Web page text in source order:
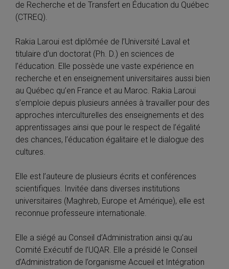
de Recherche et de Transfert en Éducation du Québec
(CTREQ).
Rakia Laroui est diplômée de l’Université Laval et
titulaire d’un doctorat (Ph. D.) en sciences de
l’éducation. Elle possède une vaste expérience en
recherche et en enseignement universitaires aussi bien
au Québec qu’en France et au Maroc. Rakia Laroui
s’emploie depuis plusieurs années à travailler pour des
approches interculturelles des enseignements et des
apprentissages ainsi que pour le respect de l’égalité
des chances, l’éducation égalitaire et le dialogue des
cultures.
Elle est l’auteure de plusieurs écrits et conférences
scientifiques. Invitée dans diverses institutions
universitaires (Maghreb, Europe et Amérique), elle est
reconnue professeure internationale.
Elle a siégé au Conseil d’Administration ainsi qu’au
Comité Exécutif de l’UQAR. Elle a présidé le Conseil
d’Administration de l’organisme Accueil et Intégration